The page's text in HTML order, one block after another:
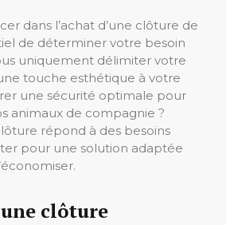
dans l’achat d’une clôture de
de déterminer votre besoin
uniquement délimiter votre
touche esthétique à votre
une sécurité optimale pour
animaux de compagnie ?
répond à des besoins
pour une solution adaptée
clôture